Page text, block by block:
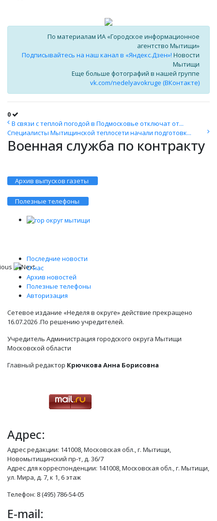
По материалам ИА «Городское информационное
агентство Мытищи»
Подписывайтесь на наш канал в «Яндекс.Дзен»! Новости
Мытищи
Еще больше фотографий в нашей группе
vk.com/nedelyavokruge (ВКонтакте)
0
В связи с теплой погодой в Подмосковье отключат от...
Специалисты Мытищинской теплосети начали подготовк...
Военная служба по контракту
Архив выпусков газеты
Полезные телефоны
Последние новости
О нас
Архив новостей
Полезные телефоны
Авторизация
Сетевое издание «Неделя в округе» действие прекращено
16.07.2026 .По решению учредителей.
Учредитель Администрация городского округа Мытищи
Московской области
Главный редактор Крючкова Анна Борисовна
Адрес:
Адрес редакции: 141008, Московская обл., г. Мытищи,
Новомытищинский пр-т, д. 36/7
Адрес для корреспонденции: 141008, Московская обл., г. Мытищи,
ул. Мира, д. 7, к 1, 6 этаж
Телефон: 8 (495) 786-54-05
E-mail: